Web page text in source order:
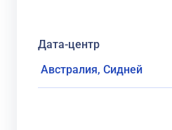
Дата-центр